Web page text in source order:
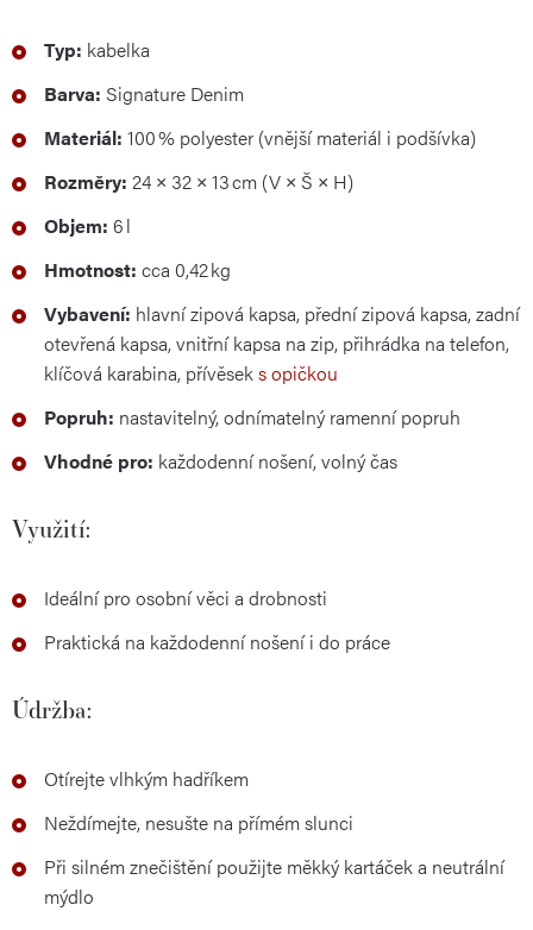
Typ: kabelka
Barva: Signature Denim
Materiál: 100 % polyester (vnější materiál i podšívka)
Rozměry: 24 × 32 × 13 cm (V × Š × H)
Objem: 6 l
Hmotnost: cca 0,42 kg
Vybavení: hlavní zipová kapsa, přední zipová kapsa, zadní
otevřená kapsa, vnitřní kapsa na zip, přihrádka na telefon,
klíčová karabina, přívěseks opičkou
Popruh: nastavitelný, odnímatelný ramenní popruh
Vhodné pro: každodenní nošení, volný čas
Využití:
Ideální pro osobní věci a drobnosti
Praktická na každodenní nošení i do práce
Údržba:
Otírejte vlhkým hadříkem
Neždímejte, nesušte na přímém slunci
Při silném znečištění použijte měkký kartáček a neutrální
mýdlo